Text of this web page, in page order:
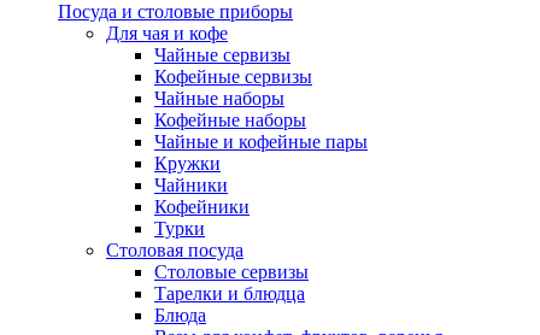
Посуда и столовые приборы
Для чая и кофе
Чайные сервизы
Кофейные сервизы
Чайные наборы
Кофейные наборы
Чайные и кофейные пары
Кружки
Чайники
Кофейники
Турки
Столовая посуда
Столовые сервизы
Тарелки и блюдца
Блюда